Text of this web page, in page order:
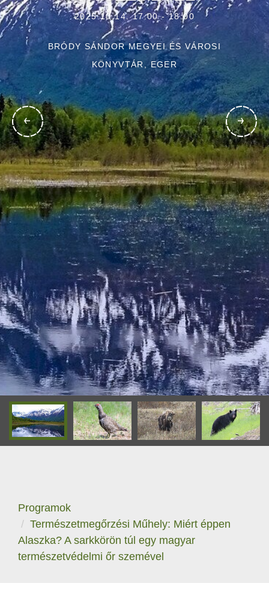
2025.10.14. 17:00 - 18:00
BRÓDY SÁNDOR MEGYEI ÉS VÁROSI
KÖNYVTÁR, EGER
Programok
Természetmegőrzési Műhely: Miért éppen
Alaszka? A sarkkörön túl egy magyar
természetvédelmi őr szemével